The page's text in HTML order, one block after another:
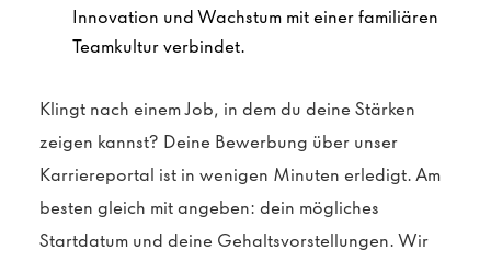
Innovation und Wachstum mit einer familiären
Teamkultur verbindet.
Klingt nach einem Job, in dem du deine Stärken
zeigen kannst? Deine Bewerbung über unser
Karriereportal ist in wenigen Minuten erledigt. Am
besten gleich mit angeben: dein mögliches
Startdatum und deine Gehaltsvorstellungen. Wir